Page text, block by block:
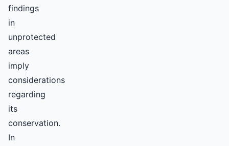
findings
in
unprotected
areas
imply
considerations
regarding
its
conservation.
In